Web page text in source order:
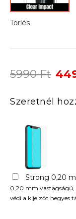
Törlés
5990Ft
was:
Szeretnél
Strong 0,20
0,20 mm vastagságú,
védi a kijelzőt hegyes